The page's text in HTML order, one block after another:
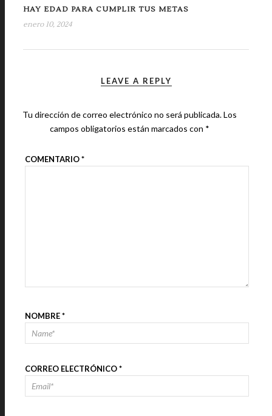
HAY EDAD PARA CUMPLIR TUS METAS
enero 10, 2024
LEAVE A REPLY
Tu dirección de correo electrónico no será publicada.Los
campos obligatorios están marcados con *
COMENTARIO*
NOMBRE*
CORREO ELECTRÓNICO*